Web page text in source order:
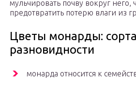
мульчировать почву вокруг него,
предотвратить потерю влаги из
Цветы монарды:
разновидности
монарда относится к